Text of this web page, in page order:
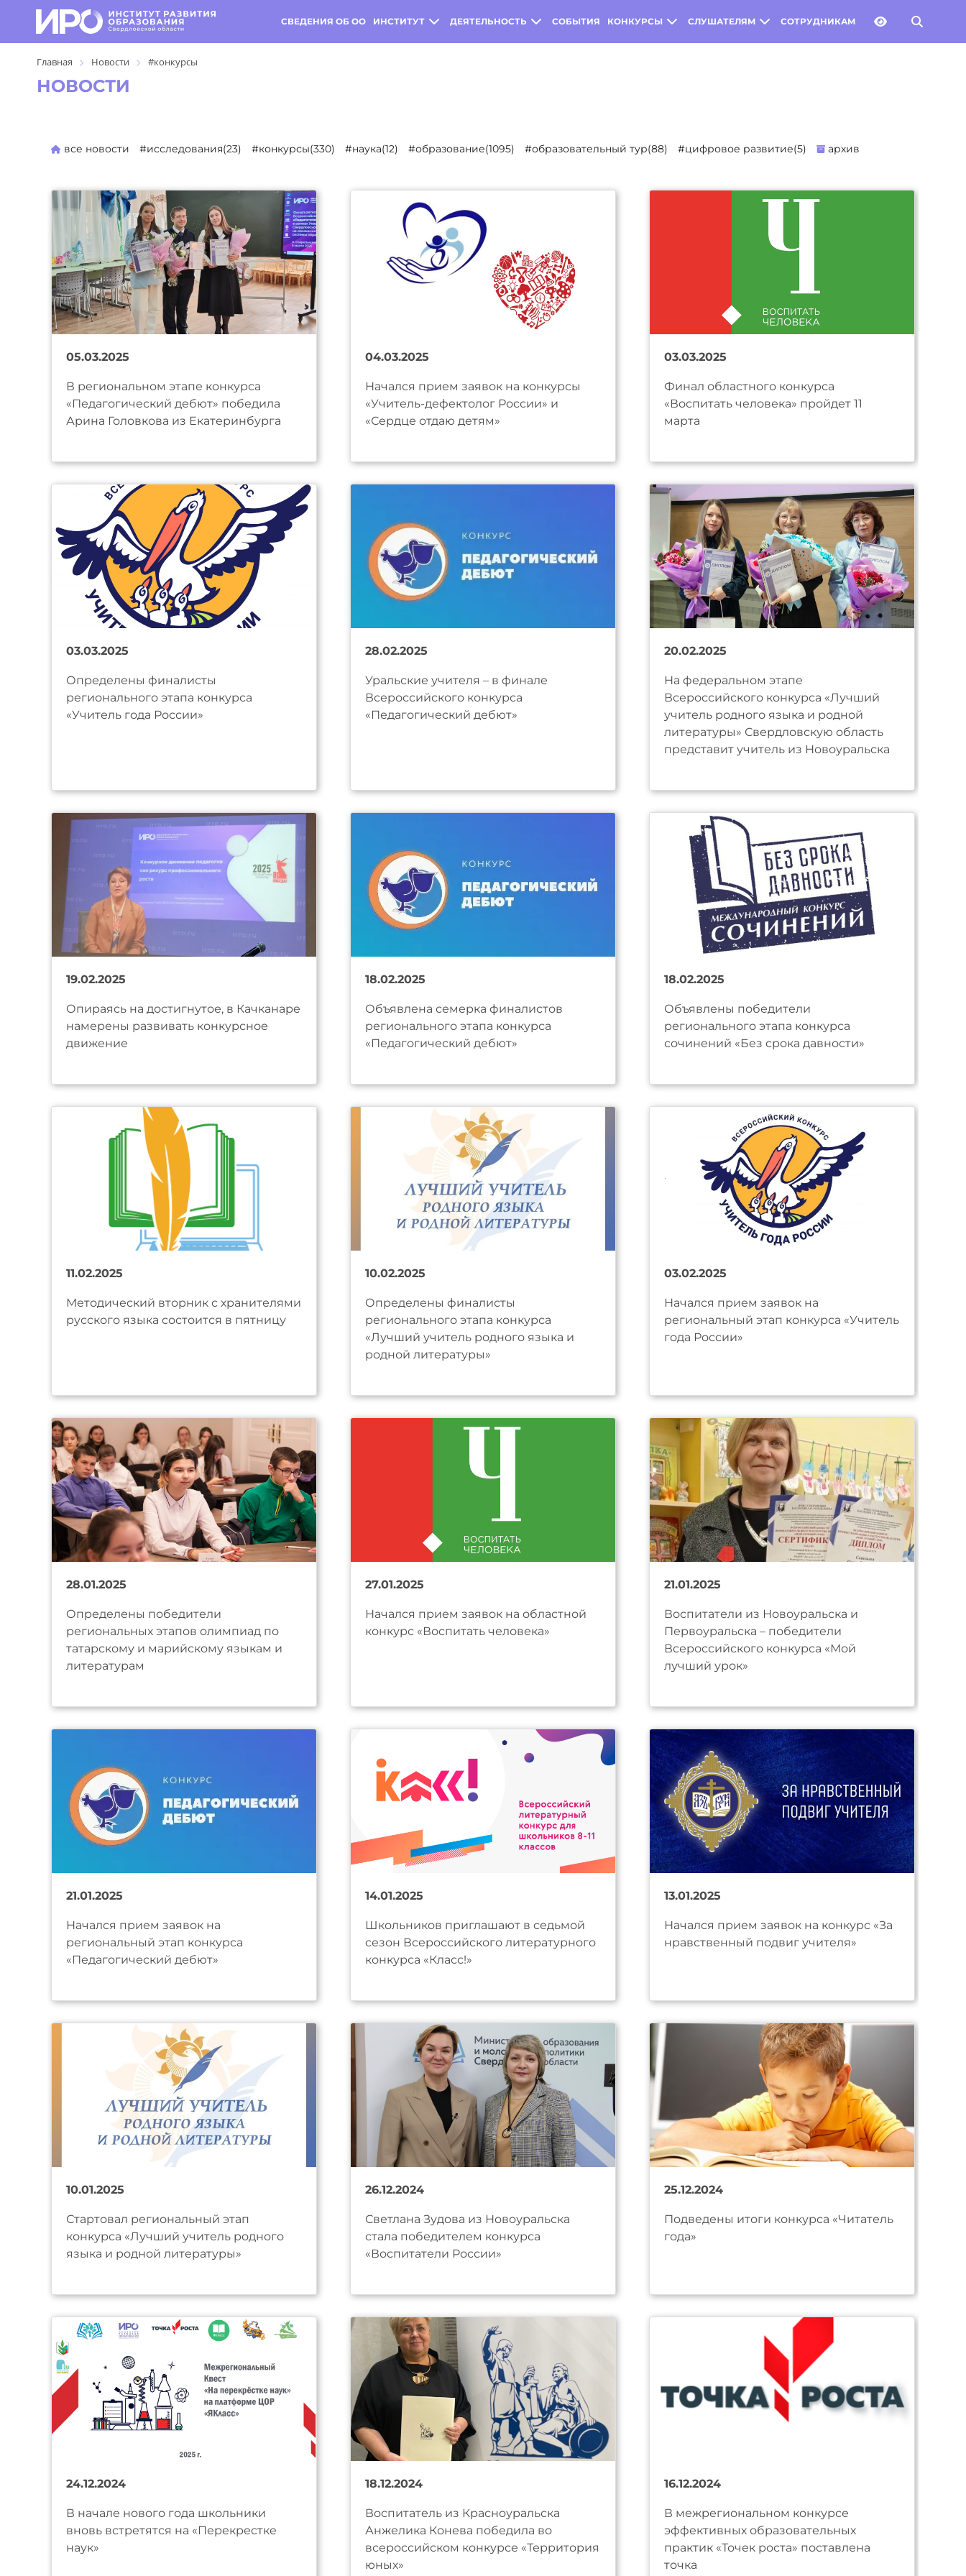
СВЕДЕНИЯ ОБ ОО ИНСТИТУТ ДЕЯТЕЛЬНОСТЬ СОБЫТИЯ КОНКУРСЫ СЛУШАТЕЛЯМ СОТРУДНИКАМ
Главная Новости #конкурсы
НОВОСТИ
все новости #исследования(23) #конкурсы(330) #наука(12) #образование(1095) #образовательный тур(88) #цифровое развитие(5) архив
05.03.2025
В региональном этапе конкурса
«Педагогический дебют» победила
Арина Головкова из Екатеринбурга
04.03.2025
Начался прием заявок на конкурсы
«Учитель-дефектолог России» и
«Сердце отдаю детям»
03.03.2025
Финал областного конкурса
«Воспитать человека» пройдет 11
марта
03.03.2025
Определены финалисты
регионального этапа конкурса
«Учитель года России»
28.02.2025
Уральские учителя – в финале
Всероссийского конкурса
«Педагогический дебют»
20.02.2025
На федеральном этапе
Всероссийского конкурса «Лучший
учитель родного языка и родной
литературы» Свердловскую область
представит учитель из Новоуральска
19.02.2025
Опираясь на достигнутое, в Качканаре
намерены развивать конкурсное
движение
18.02.2025
Объявлена семерка финалистов
регионального этапа конкурса
«Педагогический дебют»
18.02.2025
Объявлены победители
регионального этапа конкурса
сочинений «Без срока давности»
11.02.2025
Методический вторник с хранителями
русского языка состоится в пятницу
10.02.2025
Определены финалисты
регионального этапа конкурса
«Лучший учитель родного языка и
родной литературы»
03.02.2025
Начался прием заявок на
региональный этап конкурса «Учитель
года России»
28.01.2025
Определены победители
региональных этапов олимпиад по
татарскому и марийскому языкам и
литературам
27.01.2025
Начался прием заявок на областной
конкурс «Воспитать человека»
21.01.2025
Воспитатели из Новоуральска и
Первоуральска – победители
Всероссийского конкурса «Мой
лучший урок»
21.01.2025
Начался прием заявок на
региональный этап конкурса
«Педагогический дебют»
14.01.2025
Школьников приглашают в седьмой
сезон Всероссийского литературного
конкурса «Класс!»
13.01.2025
Начался прием заявок на конкурс «За
нравственный подвиг учителя»
10.01.2025
Стартовал региональный этап
конкурса «Лучший учитель родного
языка и родной литературы»
26.12.2024
Светлана Зудова из Новоуральска
стала победителем конкурса
«Воспитатели России»
25.12.2024
Подведены итоги конкурса «Читатель
года»
24.12.2024
В начале нового года школьники
вновь встретятся на «Перекрестке
наук»
18.12.2024
Воспитатель из Красноуральска
Анжелика Конева победила во
всероссийском конкурсе «Территория
юных»
16.12.2024
В межрегиональном конкурсе
эффективных образовательных
практик «Точек роста» поставлена
точка